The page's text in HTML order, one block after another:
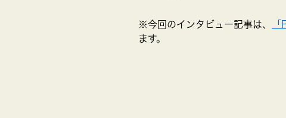
※今回のインタビュー記事は、
ます。